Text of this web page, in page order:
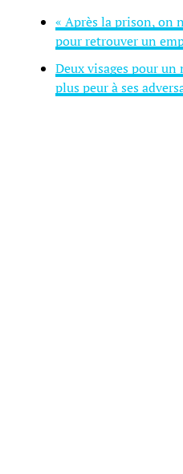
« Après la prison, on
pour retrouver un
Deux visages pour
plus peur à ses